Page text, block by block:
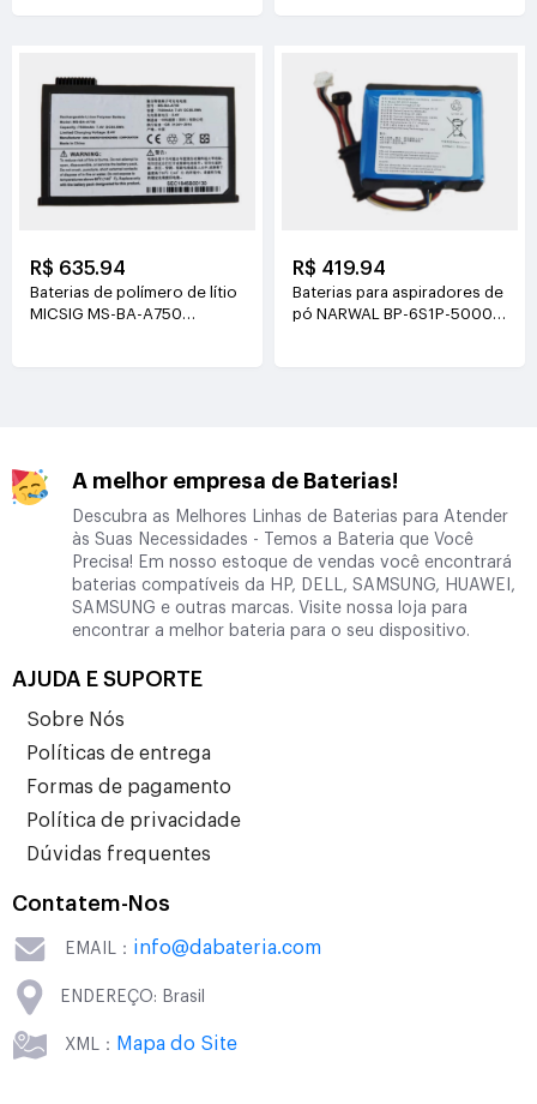
R$ 635.94
Baterias de polímero de lítio
MICSIG MS-BA-A750
R$ 419.94
Baterias para aspiradores de
pó NARWAL BP-6S1P-5000A
A melhor empresa de Baterias!
Descubra as Melhores Linhas de Baterias para Atender
às Suas Necessidades - Temos a Bateria que Você
Precisa! Em nosso estoque de vendas você encontrará
baterias compatíveis da HP, DELL, SAMSUNG, HUAWEI,
SAMSUNG e outras marcas. Visite nossa loja para
encontrar a melhor bateria para o seu dispositivo.
AJUDA E SUPORTE
Sobre Nós
Políticas de entrega
Formas de pagamento
Política de privacidade
Dúvidas frequentes
Contatem-Nos
EMAIL： info@dabateria.com
ENDEREÇO: Brasil
XML： Mapa do Site